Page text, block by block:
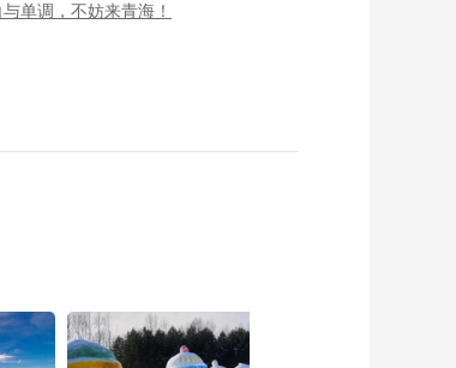
单调，不妨来青海！